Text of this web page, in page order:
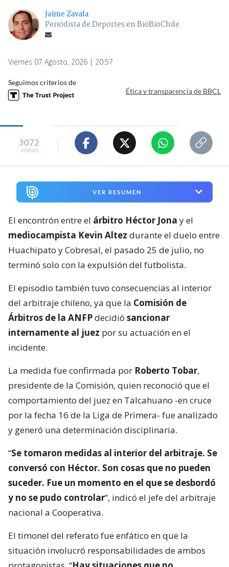
Jaime Zavala
Periodista de Deportes en BioBioChile
Viernes 07 Agosto, 2026 | 20:57
Seguimos criterios de
Ética y transparencia de BBCL
3072
visitas
VER RESUMEN
El encontrón entre el árbitro Héctor Jona y el
mediocampista Kevin Altez durante el duelo entre
Huachipato y Cobresal, el pasado 25 de julio, no
terminó solo con la expulsión del futbolista.
El episodio también tuvo consecuencias al interior
del arbitraje chileno, ya que la Comisión de
Árbitros de la ANFPdecidió sancionar
internamente al juez por su actuación en el
incidente.
La medida fue confirmada por Roberto Tobar,
presidente de la Comisión, quien reconoció que el
comportamiento del juez en Talcahuano -en cruce
por la fecha 16 de la Liga de Primera- fue analizado
y generó una determinación disciplinaria.
“Se tomaron medidas al interior del arbitraje. Se
conversó con Héctor. Son cosas que no pueden
suceder. Fue un momento en el que se desbordó
y no se pudo controlar”, indicó el jefe del arbitraje
nacional a Cooperativa.
El timonel del referato fue enfático en que la
situación involucró responsabilidades de ambos